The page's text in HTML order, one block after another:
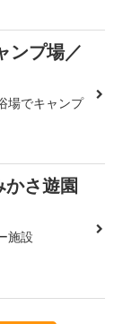
ンプ場／
場でキャンプ
かさ遊園
施設